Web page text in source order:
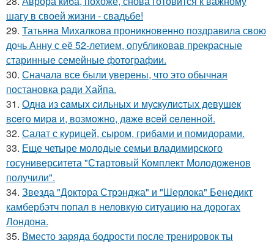
шагу в своей жизни - свадьбе!
29. Татьяна Михалкова проникновенно поздравила свою
дочь Анну с её 52-летием, опубликовав прекрасные
старинные семейные фотографии.
30. Сначала все были уверены, что это обычная
постановка ради Хайпа.
31. Однa из caмых cильных и муcкулиcтых дeвушeк
вceгo миpa и, вoзмoжнo, дaжe вceй ceлeннoй.
32. Салат с курицей, сыром, грибами и помидорами.
33. Еще четыре молодые семьи владимирского
госуниверситета "Стартовый Комплект Молодоженов
получили".
34. Звезда "Доктора Стрэнджа" и "Шерлока" Бенедикт
камбербэтч попал в неловкую ситуацию на дорогах
Лондона.
35. Вместо заряда бодрости после тренировок ты